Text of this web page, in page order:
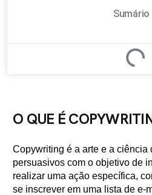
Sumário
O QUE É
Copywriting é a arte e a ciência
persuasivos com o objetivo de
realizar uma ação específica,
se inscrever em uma lista de e-